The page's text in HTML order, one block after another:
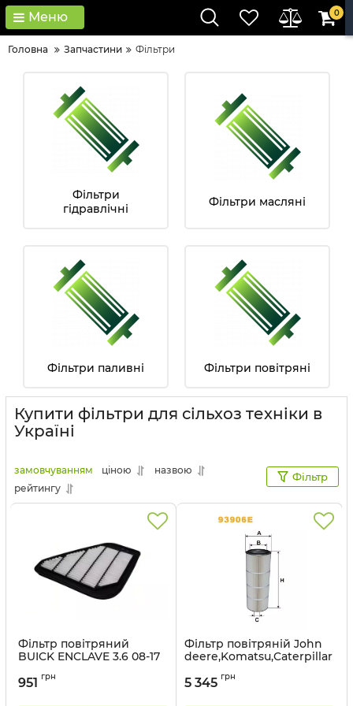
Меню 0
Головна Запчастини Фільтри
Фільтри
гідравлічні
Фільтри масляні
Фільтри паливні Фільтри повітряні
Купити фільтри для сільхоз техніки в
Україні
замовчуванням ціною
назвою
рейтингу
Фільтр
Фільтр повітряний
BUICK ENCLAVE 3.6 08-17
Артикул:
951 грн
Фільтр повітряній John
deere,Komatsu,Caterpillar
Артикул:
5 345 грн